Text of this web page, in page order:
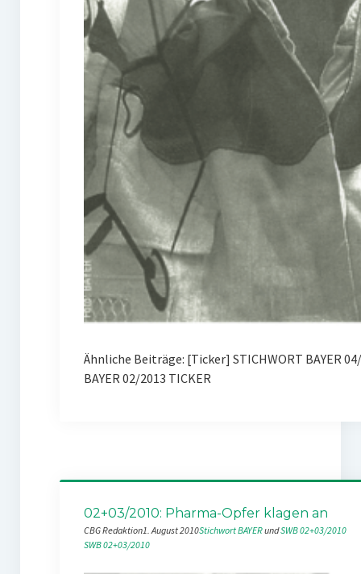
Ähnliche Beiträge: [Ticker] STICHWORT BAYER
BAYER 02/2013 TICKER
02+03/2010: Pharma-Opfer klagen an
CBG Redaktion1. August 2010Stichwort BAYER und SWB 02+03/2010
SWB 02+03/2010